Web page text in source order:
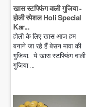
खास स्टफ्फिंग वाली गुजिया -
होली स्पेशल Holi Special
Kar...
होली के लिए खास आज हम
बनाने जा रहे हैं बेसन मावा की
गुजिया. ये खास स्टफ्फिंग वाली
गुजिया ...